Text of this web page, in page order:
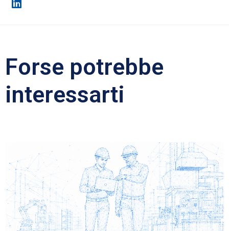
Forse potrebbe
interessarti